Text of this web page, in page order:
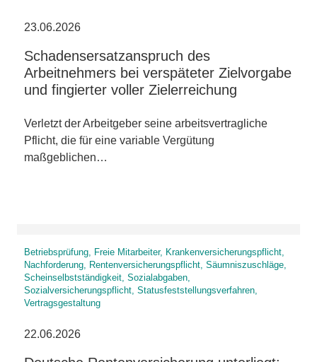
23.06.2026
Schadensersatzanspruch des
Arbeitnehmers bei verspäteter Zielvorgabe
und fingierter voller Zielerreichung
Verletzt der Arbeitgeber seine arbeitsvertragliche
Pflicht, die für eine variable Vergütung
maßgeblichen…
Betriebsprüfung, Freie Mitarbeiter, Krankenversicherungspflicht,
Nachforderung, Rentenversicherungspflicht, Säumniszuschläge,
Scheinselbstständigkeit, Sozialabgaben,
Sozialversicherungspflicht, Statusfeststellungsverfahren,
Vertragsgestaltung
22.06.2026